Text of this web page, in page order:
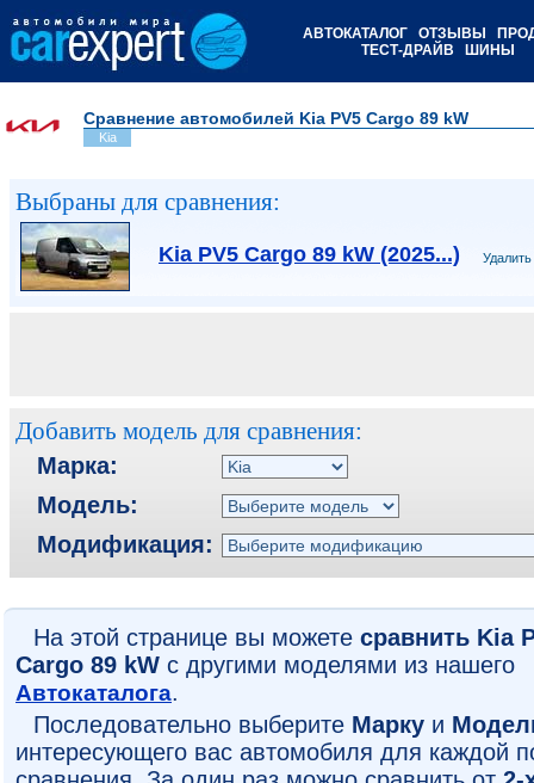
АВТОКАТАЛОГ ОТЗЫВЫ
ТЕСТ-ДРАЙВ
ШИНЫ
Сравнение автомобилей Kia PV5 Cargo 89 kW
Kia
Выбраны для сравнения:
Kia PV5 Cargo 89 kW (2025...)
Добавить модель для сравнения:
Марка:
Модель:
Модификация:
На этой странице вы можете сравнить Kia
Cargo 89 kW с другими моделями из нашего
Автокаталога.
Последовательно выберите Марку и
интересующего вас автомобиля для каждой